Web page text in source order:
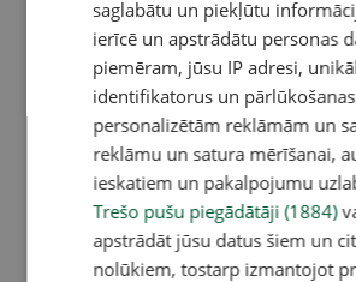
saglabātu un piekļūtu
ierīcē un apstrādātu personas
piemēram, jūsu IP adresi,
identifikatorus un
personalizētām reklāmām un
reklāmu un satura mērīšanai,
ieskatiem un pakalpojumu
Trešo pušu piegādātāji (1884)
apstrādāt jūsu datus šiem un
nolūkiem, tostarp izmantojot